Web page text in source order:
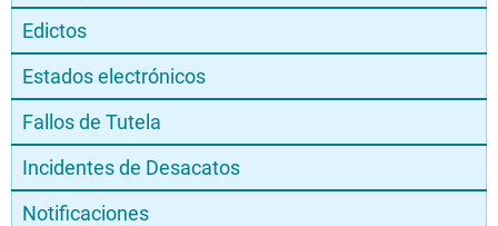
Edictos
Estados electrónicos
Fallos de Tutela
Incidentes de Desacatos
Notificaciones